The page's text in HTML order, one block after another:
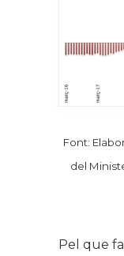
Font:
del
Pel que